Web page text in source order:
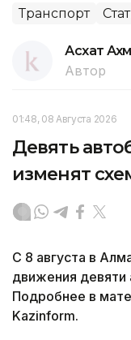
Транспорт
Асхат
Автор
01:48, 08 Августа 2026
Девять
изменят
С 8 августа в
движения
Подробнее в
Kazinform.